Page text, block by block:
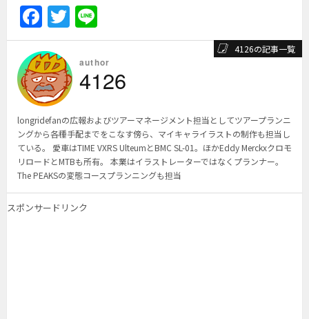
F
a
c
e
b
o
o
k
T
w
itt
er
n
e
author
4126
longridefanの広報およびツアーマネージメント担当としてツアープランニ
ングから各種手配までをこなす傍ら、マイキャライラストの制作も担当し
ている。 愛車はTIME VXRS UlteumとBMC SL-01。ほかEddy Merckxクロモ
リロードとMTBも所有。 本業はイラストレーターではなくプランナー。
The PEAKSの変態コースプランニングも担当
4126の記事一覧
スポンサードリンク